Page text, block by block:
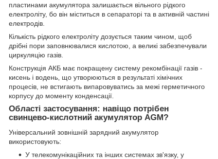
пластинами акумулятора залишається вільного рідкого
електроліту, бо він міститься в сепараторі та в активній частині
електродів.
Кількість рідкого електроліту дозується таким чином, щоб
дрібні пори заповнювалися кислотою, а великі забезпечували
циркуляцію газів.
Конструкція АКБ має покращену систему рекомбінації газів -
кисень і водень, що утворюються в результаті хімічних
процесів, не встигають випаровуватись за межі герметичного
корпусу до моменту конденсації.
Області застосування: навіщо потрібен
свинцево-кислотний акумулятор AGM?
Універсальний зовнішній зарядний акумулятор
використовують:
У телекомунікаційних та інших системах зв'язку, у